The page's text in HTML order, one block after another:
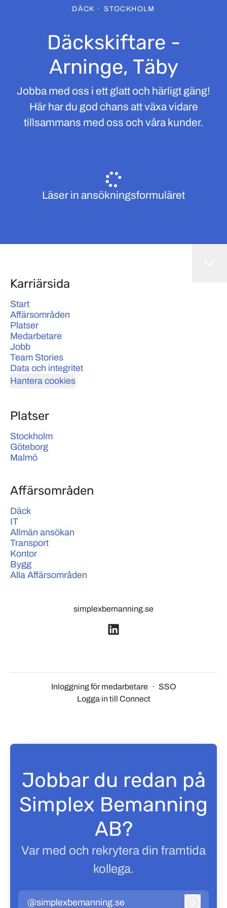
DÄCK · STOCKHOLM
Däckskiftare -
Arninge, Täby
Jobba med oss i ett glatt och härligt gäng!
Här har du god chans att växa vidare
tillsammans med oss och våra kunder.
Läser in ansökningsformuläret
Karriärsida
Start
Affärsområden
Platser
Medarbetare
Jobb
Team Stories
Data och integritet
Hantera cookies
Platser
Stockholm
Göteborg
Malmö
Affärsområden
Däck
IT
Allmän ansökan
Transport
Kontor
Bygg
Alla Affärsområden
simplexbemanning.se
Inloggning för medarbetare · SSO
Logga in till Connect
Jobbar du redan på
Simplex Bemanning
AB?
Var med och rekrytera din framtida
kollega.
@simplexbemanning.se